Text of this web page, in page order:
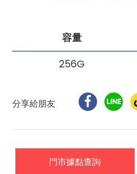
容量
256G
分享給朋友
門市據點查詢